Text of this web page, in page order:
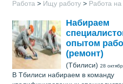
Работа > Ищу работу > Работа
Набираем
опытом
(ремонт)
(Тбилиси) 28
В Тбилиси набираем в команду